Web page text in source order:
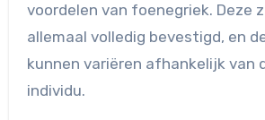
voordelen van foenegriek. Deze
allemaal volledig bevestigd, en
kunnen variëren afhankelijk van
individu.